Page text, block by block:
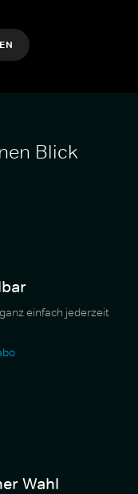
Blick
einfach jederzeit
Wahl